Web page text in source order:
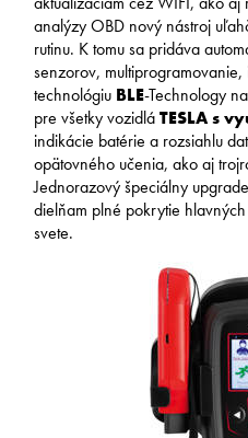
analýzy OBD nový nástroj
rutinu. K tomu sa pridáva
senzorov, multiprogramovanie,
technológiu BLE-Technology
pre všetky vozidláTESLA s
indikácie batérie a rozsiahlu
opätovného učenia, ako aj
Jednorazový špeciálny
dielňam plné pokrytie
svete.